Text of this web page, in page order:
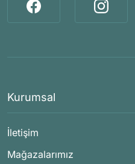
Kurumsal
İletişim
Mağazalarımız